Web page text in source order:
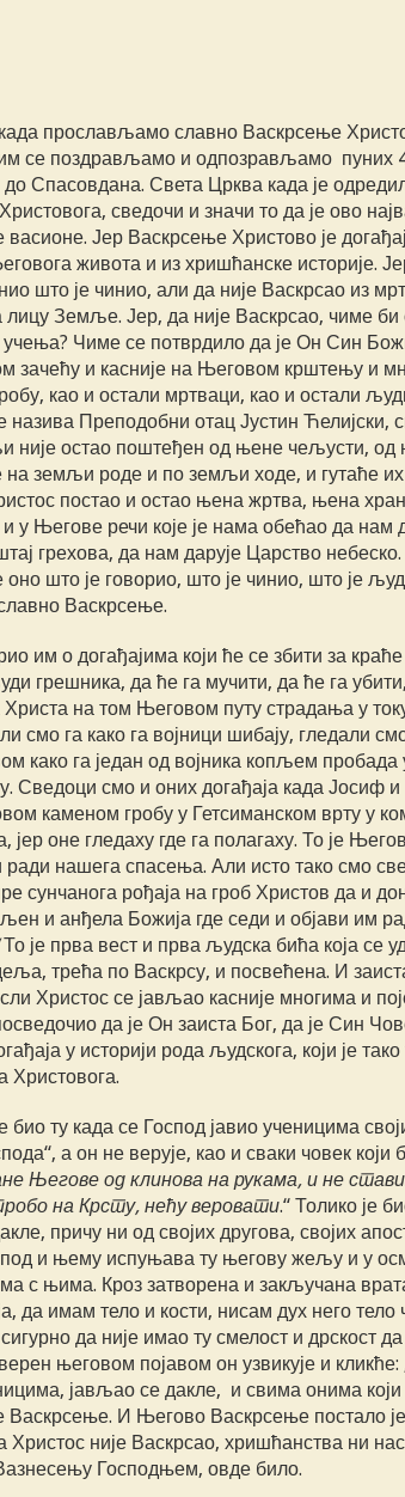
прослављамо славно Васкрсење
се поздрављамо и одпозрављамо пуних
Спасовдана. Света Црква када је
сведочи и значи то да је ово
Јер Васкрсење Христово је
живота и из хришћанске историје.
што је чинио, али да није Васкрсао из
Земље. Јер, да није Васкрсао, чиме би
Чиме се потврдило да је Он Син
зачећу и касније на Његовом крштењу и
као и остали мртваци, као и остали
назива Преподобни отац Јустин Ћелијски,
није остао поштеђен од њене чељусти, од
земљи роде и по земљи ходе, и гутаће
постао и остао њена жртва, њена
Његове речи које је нама обећао да нам
грехова, да нам дарује Царство
што је говорио, што је чинио, што је
Васкрсење.
им о догађајима који ће се збити за
грешника, да ће га мучити, да ће га
на том Његовом путу страдања у
смо га како га војници шибају, гледали
како га један од војника копљем пробада
Сведоци смо и оних догађаја када Јосиф
каменом гробу у Гетсиманском врту у
оне гледаху где га полагаху. То је
нашега спасења. Али исто тако смо
сунчанога рођаја на гроб Христов да и
и анђела Божија где седи и објави им
То је прва вест и прва људска бића која се
трећа по Васкрсу, и посвећена. И
Христос се јављао касније многима и
да је Он заиста Бог, да је Син
у историји рода људскога, који је
Христовога.
ту када се Господ јавио ученицима
а он не верује, као и сваки човек који
Његове од клинова на рукама, и не
на Крсту, нећу веровати.“ Толико је
причу ни од својих другова, својих
и њему испуњава ту његову жељу и у
с њима. Кроз затворена и закључана
да имам тело и кости, нисам дух него тело
да није имао ту смелост и дрскост
његовом појавом он узвикује и кликће:
јављао се дакле, и свима онима
Васкрсење. И Његово Васкрсење постало
није Васкрсао, хришћанства ни
Господњем, овде било.